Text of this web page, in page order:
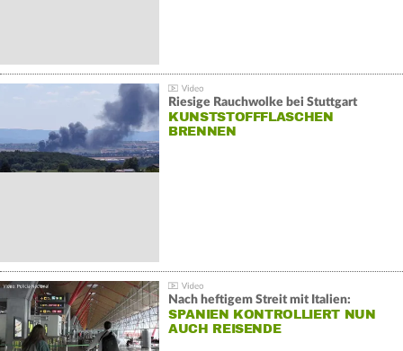
Riesige Rauchwolke bei Stuttgart
KUNSTSTOFFFLASCHEN
BRENNEN
Nach heftigem Streit mit Italien:
SPANIEN KONTROLLIERT NUN
AUCH REISENDE